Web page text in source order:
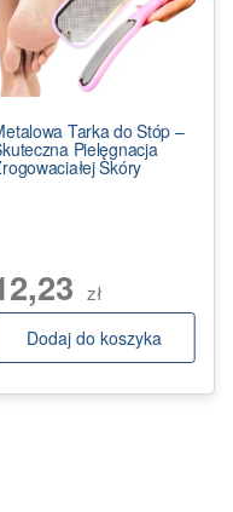
Tarka do Stóp –
Pielęgnacja
Skóry
zł
Dodaj do koszyka